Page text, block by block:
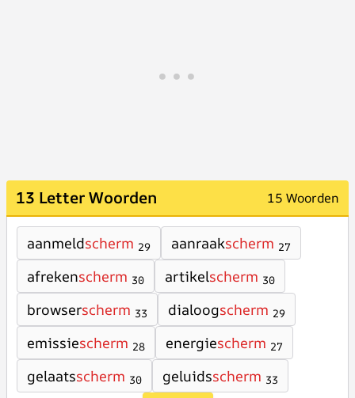
13 Letter Woorden 15 Woorden
aanmeldscherm 29 aanraakscherm 27
afrekenscherm 30 artikelscherm 30
browserscherm 33 dialoogscherm 29
emissiescherm 28 energiescherm 27
gelaatsscherm 30 geluidsscherm 33